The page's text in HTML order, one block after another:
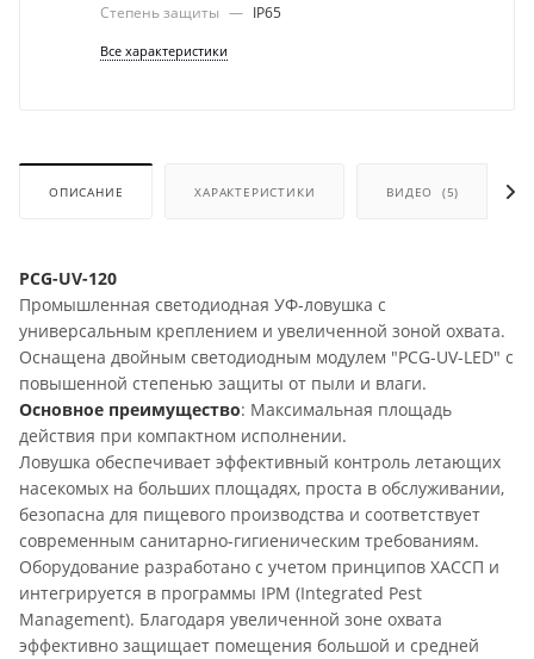
Степень защиты — IP65
Все характеристики
ОПИСАНИЕ ХАРАКТЕРИСТИКИ ВИДЕО (5)
PCG-UV-120
Промышленная светодиодная УФ-ловушка с
универсальным креплением и увеличенной зоной охвата.
Оснащена двойным светодиодным модулем "PCG-UV-LED" с
повышенной степенью защиты от пыли и влаги.
Основное преимущество: Максимальная площадь
действия при компактном исполнении.
Ловушка обеспечивает эффективный контроль летающих
насекомых на больших площадях, проста в обслуживании,
безопасна для пищевого производства и соответствует
современным санитарно-гигиеническим требованиям.
Оборудование разработано с учетом принципов ХАССП и
интегрируется в программы IPM (Integrated Pest
Management). Благодаря увеличенной зоне охвата
эффективно защищает помещения большой и средней